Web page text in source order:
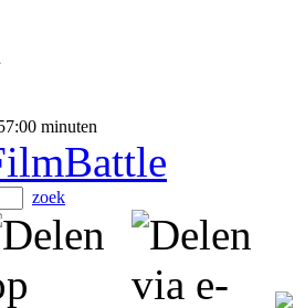
minuten
zoek